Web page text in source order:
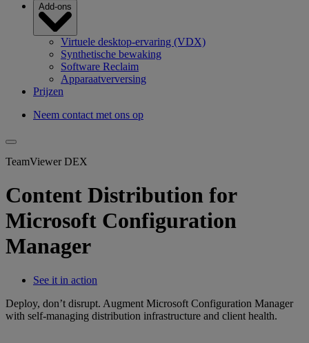
Add-ons
Virtuele desktop-ervaring (VDX)
Synthetische bewaking
Software Reclaim
Apparaatverversing
Prijzen
Neem contact met ons op
TeamViewer DEX
Content Distribution for
Microsoft Configuration
Manager
See it in action
Deploy, don’t disrupt. Augment Microsoft Configuration Manager
with self-managing distribution infrastructure and client health.